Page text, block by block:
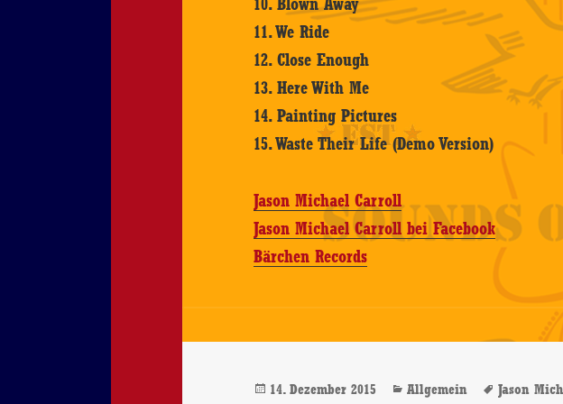
11. We Ride
12. Close Enough
13. Here With Me
14. Painting Pictures
15. Waste Their Life (Demo Version)
Jason Michael Carroll
Jason Michael Carroll bei Facebook
Bärchen Records
Veröffentlicht
14. Dezember 2015 Kategorien
Allgemein Jason